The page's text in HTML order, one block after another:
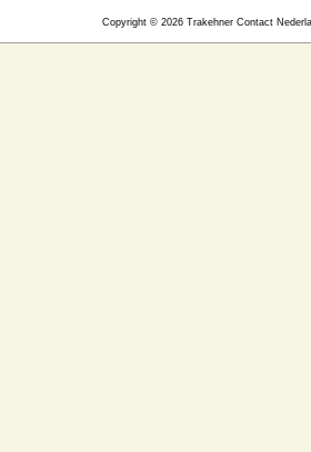
Copyright © 2026 Trakehner Contact